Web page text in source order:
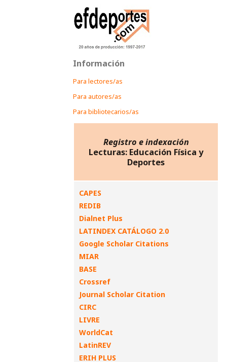
Información
Para lectores/as
Para autores/as
Para bibliotecarios/as
Registro e indexación
Lecturas: Educación Física y
Deportes
CAPES
REDIB
Dialnet Plus
LATINDEX CATÁLOGO 2.0
Google Scholar Citations
MIAR
BASE
Crossref
Journal Scholar Citation
CIRC
LIVRE
WorldCat
LatinREV
ERIH PLUS